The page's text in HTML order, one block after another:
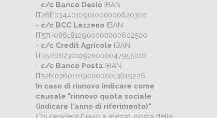
- c/c Banco Desio IBAN
IT26E0344010901000000620300
- c/c BCC Lezzeno IBAN
IT57H0861810900000000602500
- c/c Credit Agricole IBAN
IT05R0623010920000047955016
- c/c Banco Posta IBAN
IT52M0760110900000013619226
In caso di rinnovo indicare come
causale "rinnovo quota sociale
(indicare l'anno di riferimento)"